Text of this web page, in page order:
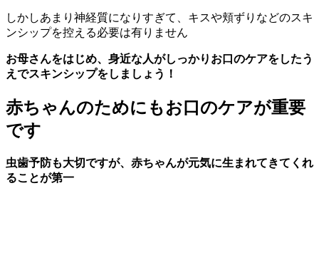
しかしあまり神経質になりすぎて、キスや頬ずりなどのスキ
ンシップを控える必要は有りません
お母さんをはじめ、身近な人がしっかりお口のケアをしたう
えでスキンシップをしましょう！
赤ちゃんのためにもお口のケアが重要
です
虫歯予防も大切ですが、赤ちゃんが元気に生まれてきてくれ
ることが第一